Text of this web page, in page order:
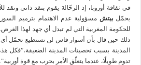
في ثقافة أوروبا، إذ الرحّالة يقوم بنقد ذاتي ونقد
يحمّل بيتش مسؤولية عدم الاهتمام بترميم
للحكومة المغربية التي لم تبدل أي جهد لهذا
ذلك حين قال بأن أسوار فاس لن تستطيع تحمّل
المدينة بسبب تحصينات المدينة الضعيفة،”فكل
تدوم طويلًا، عندما يتعلّق الأمر بحرب مع قوة أوربية”.